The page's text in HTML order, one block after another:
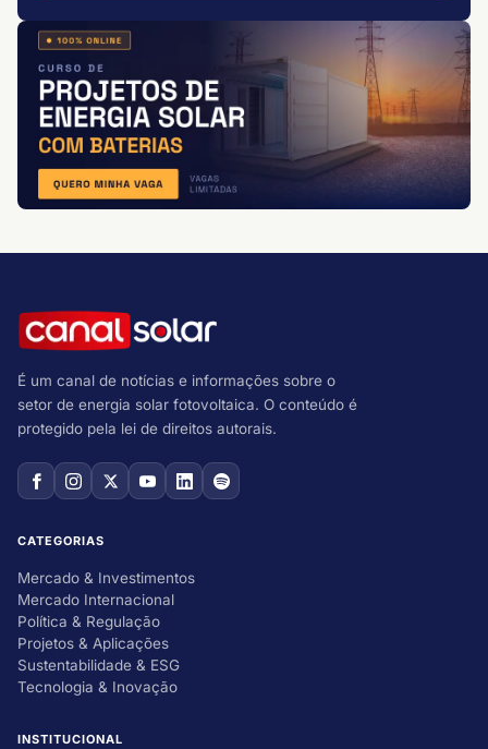
É um canal de notícias e informações sobre o
setor de energia solar fotovoltaica. O conteúdo é
protegido pela lei de direitos autorais.
CATEGORIAS
Mercado & Investimentos
Mercado Internacional
Política & Regulação
Projetos & Aplicações
Sustentabilidade & ESG
Tecnologia & Inovação
INSTITUCIONAL